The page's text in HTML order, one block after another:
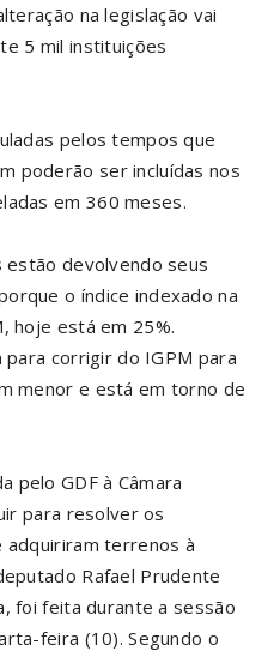
na legislação vai
5 mil instituições
pelos tempos que
poderão ser incluídas nos
em 360 meses.
devolvendo seus
o índice indexado na
hoje está em 25%.
corrigir do IGPM para
menor e está em torno de
pelo GDF à Câmara
para resolver os
adquiriram terrenos à
Rafael Prudente
foi feita durante a sessão
feira (10). Segundo o